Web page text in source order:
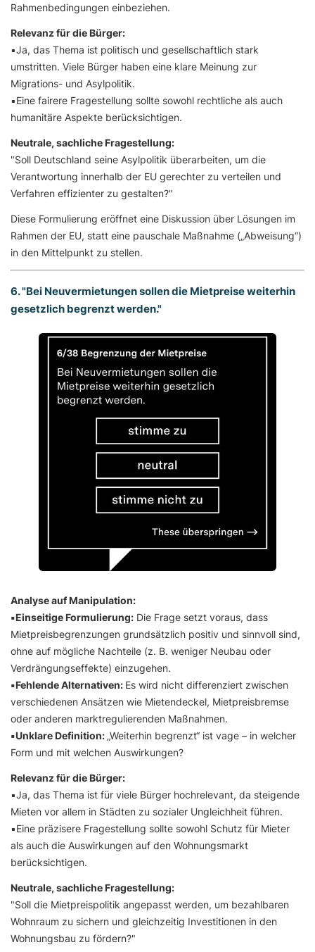
Rahmenbedingungen einbeziehen.
Relevanz für die Bürger:
▪️Ja, das Thema ist politisch und gesellschaftlich stark
umstritten. Viele Bürger haben eine klare Meinung zur
Migrations- und Asylpolitik.
▪️Eine fairere Fragestellung sollte sowohl rechtliche als auch
humanitäre Aspekte berücksichtigen.
Neutrale, sachliche Fragestellung:
"Soll Deutschland seine Asylpolitik überarbeiten, um die
Verantwortung innerhalb der EU gerechter zu verteilen und
Verfahren effizienter zu gestalten?"
Diese Formulierung eröffnet eine Diskussion über Lösungen im
Rahmen der EU, statt eine pauschale Maßnahme („Abweisung“)
in den Mittelpunkt zu stellen.
6. "Bei Neuvermietungen sollen die Mietpreise weiterhin
gesetzlich begrenzt werden."
Analyse auf Manipulation:
▪️Einseitige Formulierung: Die Frage setzt voraus, dass
Mietpreisbegrenzungen grundsätzlich positiv und sinnvoll sind,
ohne auf mögliche Nachteile (z. B. weniger Neubau oder
Verdrängungseffekte) einzugehen.
▪️Fehlende Alternativen: Es wird nicht differenziert zwischen
verschiedenen Ansätzen wie Mietendeckel, Mietpreisbremse
oder anderen marktregulierenden Maßnahmen.
▪️Unklare Definition: „Weiterhin begrenzt“ ist vage – in welcher
Form und mit welchen Auswirkungen?
Relevanz für die Bürger:
▪️Ja, das Thema ist für viele Bürger hochrelevant, da steigende
Mieten vor allem in Städten zu sozialer Ungleichheit führen.
▪️Eine präzisere Fragestellung sollte sowohl Schutz für Mieter
als auch die Auswirkungen auf den Wohnungsmarkt
berücksichtigen.
Neutrale, sachliche Fragestellung:
"Soll die Mietpreispolitik angepasst werden, um bezahlbaren
Wohnraum zu sichern und gleichzeitig Investitionen in den
Wohnungsbau zu fördern?"